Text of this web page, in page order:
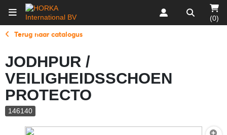
(0)
Terug naar catalogus
JODHPUR /
VEILIGHEIDSSCHOEN
PROTECTO
146140